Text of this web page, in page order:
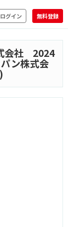
ログイン 無料登録
会社 2024
ン株式会